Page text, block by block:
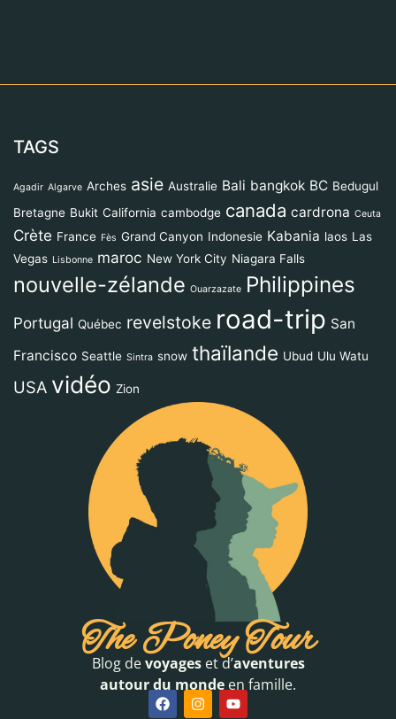
TAGS
Agadir Algarve Arches asie Australie Bali bangkok BC Bedugul
Bretagne Bukit California cambodge canada cardrona Ceuta
Crète France Fès Grand Canyon Indonesie Kabania laos Las
Vegas Lisbonne maroc New York City Niagara Falls
nouvelle-zélande Ouarzazate Philippines
Portugal Québec revelstoke road-trip San
Francisco Seattle Sintra snow thaïlande Ubud Ulu Watu
USA vidéo Zion
The Poney Tour
Blog devoyageset d’aventures
autour du monde en famille.